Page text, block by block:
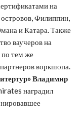
на
Филиппин,
и Катара. Также
ваучеров на
тем же
воркшопа.
Владимир
наградил